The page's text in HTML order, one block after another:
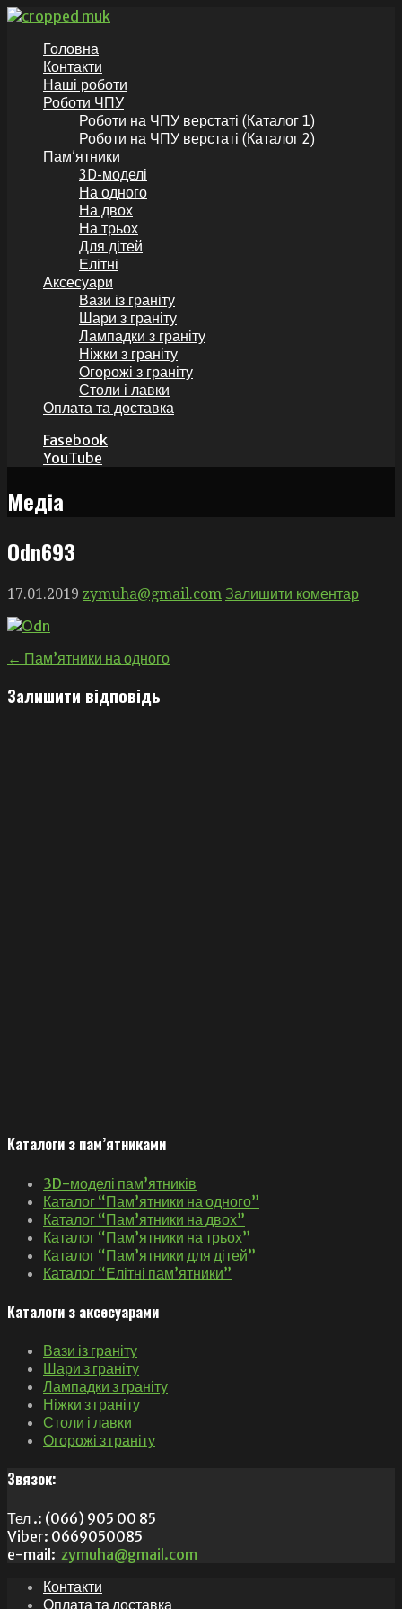
Перейти
вмісту
пам’ятників
Головна
Контакти
Наші роботи
Роботи ЧПУ
Роботи на ЧПУ верстаті (Каталог 1)
Роботи на ЧПУ верстаті (Каталог 2)
Пам’ятники
3D-моделі
На одного
На двох
На трьох
Для дітей
Елітні
Аксесуари
Вази із граніту
Шари з граніту
Лампадки з граніту
Ніжки з граніту
Огорожі з граніту
Столи і лавки
Оплата та доставка
Fasebook
YouTube
Медіа
Оdn693
17.01.2019 zymuha@gmail.com Залишити коментар
Навігація
записів
← Пам’ятники на одного
Залишити відповідь
Каталоги з пам’ятниками
3D-моделі пам’ятників
Каталог “Пам’ятники на одного”
Каталог “Пам’ятники на двох”
Каталог “Пам’ятники на трьох”
Каталог “Пам’ятники для дітей”
Каталог “Елітні пам’ятники”
Каталоги з аксесуарами
Вази із граніту
Шари з граніту
Лампадки з граніту
Ніжки з граніту
Столи і лавки
Огорожі з граніту
Звязок:
Тел .: (066) 905 00 85
Viber: 0669050085
e-mail: zymuha@gmail.com
Контакти
Оплата та доставка